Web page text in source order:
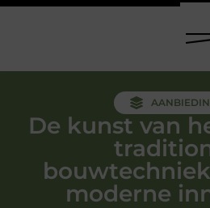
De kunst van
moderne